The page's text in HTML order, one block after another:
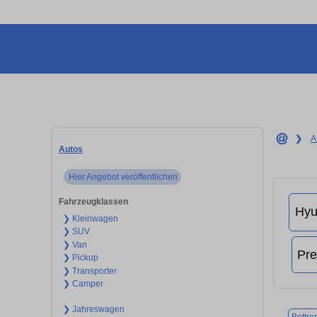
Autos
Hier Angebot veröffentlichen
Fahrzeugklassen
❯ Kleinwagen
❯ SUV
❯ Van
❯ Pickup
❯ Transporter
❯ Camper
❯ Jahreswagen
❯